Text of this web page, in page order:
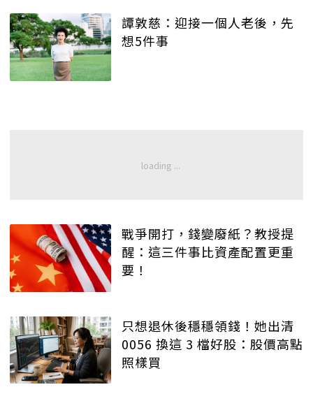
譚敦慈：迎接一個人老後，先
想5件事
戰爭開打，錢變廢紙？教授提
醒：這三件事比資產配置更重
要！
只想退休後穩穩領錢！她出清
0056 換這 3 檔好股：股價高點
照樣買